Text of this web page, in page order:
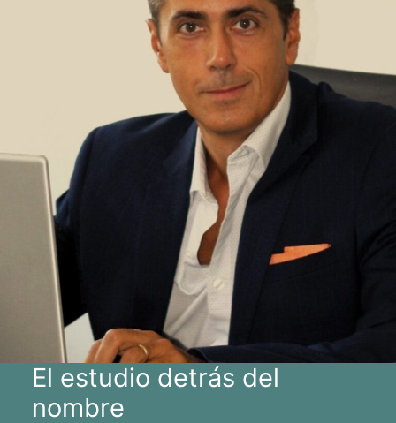
El estudio detrás del
nombre